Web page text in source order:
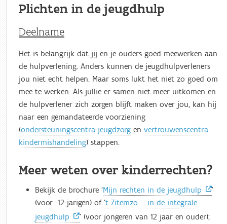
Plichten in de jeugdhulp
Deelname
Het is belangrijk dat jij en je ouders goed meewerken aan
de hulpverlening. Anders kunnen de jeugdhulpverleners
jou niet echt helpen. Maar soms lukt het niet zo goed om
mee te werken. Als jullie er samen niet meer uitkomen en
de hulpverlener zich zorgen blijft maken over jou, kan hij
naar een gemandateerde voorziening
(ondersteuningscentra jeugdzorg en vertrouwenscentra
kindermishandeling) stappen.
Meer weten over kinderrechten?
Bekijk de brochure ‘Mijn rechten in de jeugdhulp
’
(voor -12-jarigen) of ’t Zitemzo … in de integrale
jeugdhulp
’ (voor jongeren van 12 jaar en ouder);